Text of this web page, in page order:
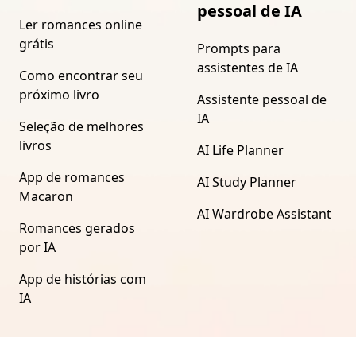
Ler romances online
grátis
Como encontrar seu
próximo livro
Seleção de melhores
livros
App de romances
Macaron
Romances gerados
por IA
App de histórias com
IA
pessoal de IA
Prompts para
assistentes de IA
Assistente pessoal de
IA
AI Life Planner
AI Study Planner
AI Wardrobe Assistant